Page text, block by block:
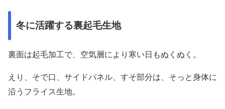
冬に活躍する裏起毛生地
裏面は起毛加工で、空気層により寒い日もぬくぬく。
えり、そで口、サイドパネル、すそ部分は、そっと身体に
沿うフライス生地。